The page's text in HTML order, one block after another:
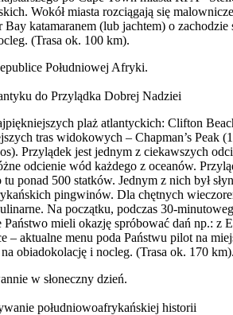
Wokół miasta rozciągają się
Bay katamaranem (lub jachtem) o
(Trasa ok. 100 km).
do Przylądka Dobrej Nadziei
plaż atlantyckich: Clifton
tras widokowych – Chapman’s
Przylądek jest jednym z ciekawszych
odcienie wód każdego z oceanów.
tu ponad 500 statków. Jednym z nich był
pingwinów. Dla chętnych
Na początku, podczas 30-
mieli okazję spróbować dań np.:
– aktualne menu poda Państwu pilot na
obiadokolację i nocleg. (Trasa ok. 170
południowoafrykańskiej historii